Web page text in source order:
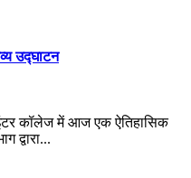
उद्घाटन
कॉलेज में आज एक ऐतिहासिक
द्वारा...